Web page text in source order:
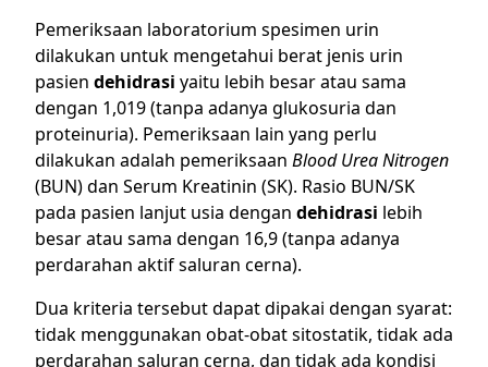
Pemeriksaan laboratorium spesimen urin
dilakukan untuk mengetahui berat jenis urin
pasien dehidrasi yaitu lebih besar atau sama
dengan 1,019 (tanpa adanya glukosuria dan
proteinuria). Pemeriksaan lain yang perlu
dilakukan adalah pemeriksaan Blood Urea Nitrogen
(BUN) dan Serum Kreatinin (SK). Rasio BUN/SK
pada pasien lanjut usia dengan dehidrasi lebih
besar atau sama dengan 16,9 (tanpa adanya
perdarahan aktif saluran cerna).
Dua kriteria tersebut dapat dipakai dengan syarat:
tidak menggunakan obat-obat sitostatik, tidak ada
perdarahan saluran cerna, dan tidak ada kondisi